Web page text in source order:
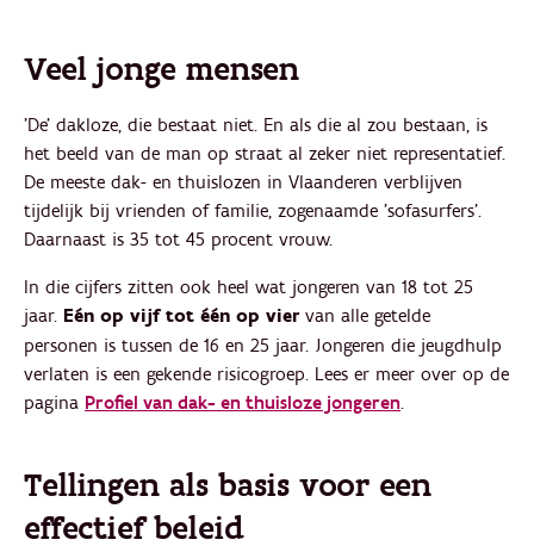
Veel jonge mensen
'De' dakloze, die bestaat niet. En als die al zou bestaan, is
het beeld van de man op straat al zeker niet representatief.
De meeste dak- en thuislozen in Vlaanderen verblijven
tijdelijk bij vrienden of familie, zogenaamde 'sofasurfers'.
Daarnaast is 35 tot 45 procent vrouw.
In die cijfers zitten ook heel wat jongeren van 18 tot 25
jaar. Eén op vijf tot één op vier van alle getelde
personen is tussen de 16 en 25 jaar. Jongeren die jeugdhulp
verlaten is een gekende risicogroep. Lees er meer over op de
pagina Profiel van dak- en thuisloze jongeren.
Tellingen als basis voor een
effectief beleid